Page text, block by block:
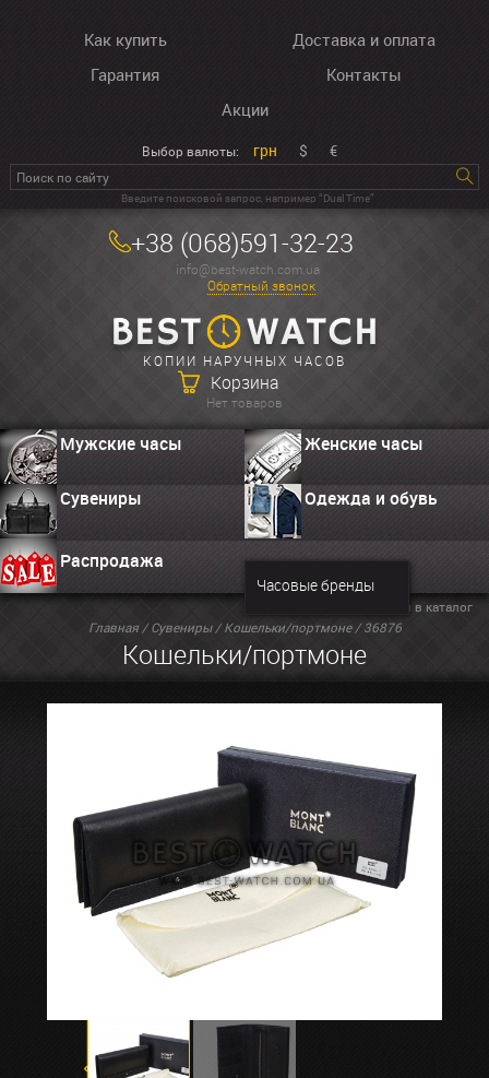
Как купить
Доставка и оплата
Гарантия
Контакты
Акции
Выбор валюты: грн $ €
Введите поисковой запрос, например “Dual Time”
+38 (068)591-32-23
info@best-watch.com.ua
Обратный звонок
КОПИИ НАРУЧНЫХ ЧАСОВ
Корзина
Нет товаров
Мужские часы Женские часы
Сувениры Одежда и обувь
Распродажа
Часовые бренды
Главная/Сувениры/Кошельки/портмоне/ 36876
Кошельки/портмоне
Вернуться в каталог